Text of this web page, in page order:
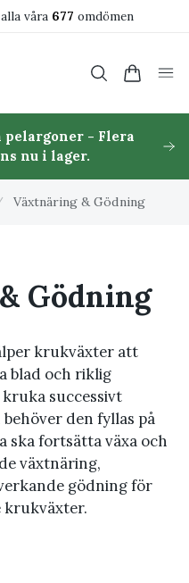
våra 677 omdömen
pelargoner - Flera
nu i lager.
Växtnäring & Gödning
Gödning
krukväxter att
blad och riklig
successivt
den fyllas på
ska fortsätta växa och
växtnäring,
gödning för
krukväxter.